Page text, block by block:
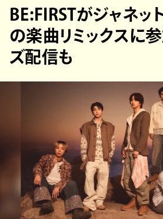
BE:FIRSTがジャネッ
の楽曲リミックスに
ズ配信も